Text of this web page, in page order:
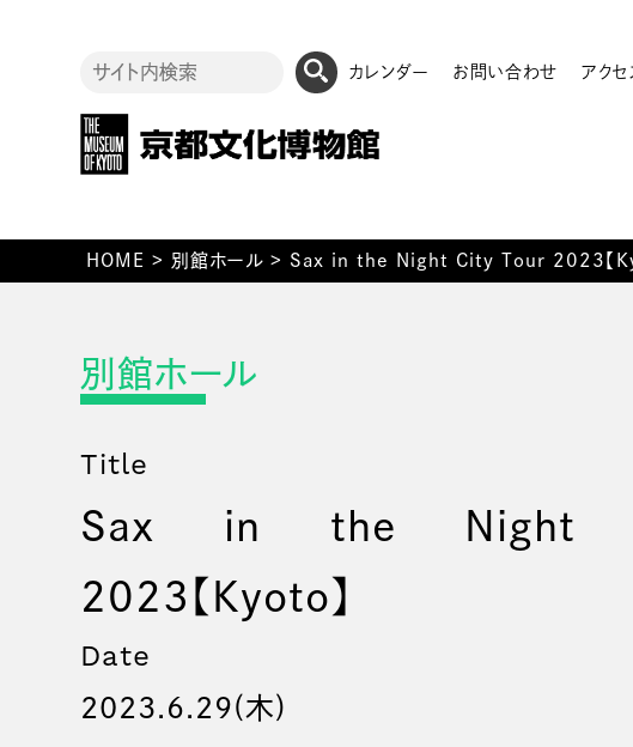
カレンダー お問い合わせ アクセ
HOME > 別館ホール> Sax in the Night City Tour 2023【
Title
Sax in the Night
2023【Kyoto】
Date
2023.6.29(木)